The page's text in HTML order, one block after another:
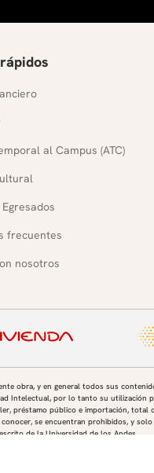
al Campus (ATC)
frecuentes
nosotros
obra, y en general todos sus
Intelectual, por lo tanto su utilización
préstamo público e importación, total
se encuentran prohibidos, y
de la Universidad de los Andes.